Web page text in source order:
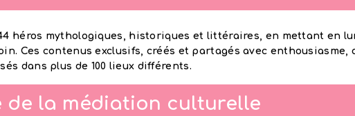
héros mythologiques, historiques et littéraires, en mettant en
Ces contenus exclusifs, créés et partagés avec enthousiasme,
dans plus de 100 lieux différents.
la médiation culturelle